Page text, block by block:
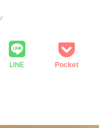
LINE Pocket